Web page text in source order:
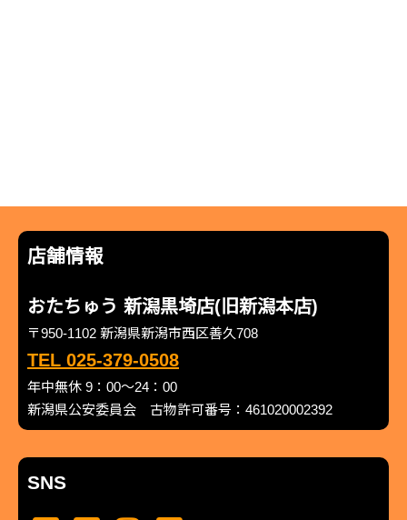
店舗情報
おたちゅう 新潟黒埼店(旧新潟本店)
〒950-1102 新潟県新潟市西区善久708
TEL 025-379-0508
年中無休 9：00～24：00
新潟県公安委員会 古物許可番号：461020002392
SNS